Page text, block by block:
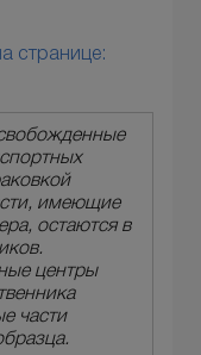
странице:
имеющие
остаются в
центры
части